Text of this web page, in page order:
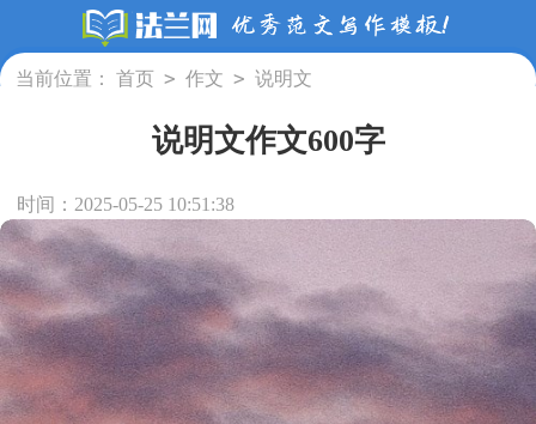
当前位置： 首页 > 作文 > 说明文
说明文作文600字
时间：2025-05-25 10:51:38